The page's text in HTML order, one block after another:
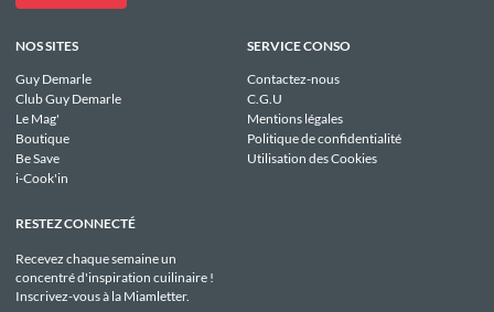
NOS SITES
Guy Demarle
Club Guy Demarle
Le Mag'
Boutique
Be Save
i-Cook'in
SERVICE CONSO
Contactez-nous
C.G.U
Mentions légales
Politique de confidentialité
Utilisation des Cookies
RESTEZ CONNECTÉ
Recevez chaque semaine un
concentré d'inspiration cuilinaire !
Inscrivez-vous à la Miamletter.